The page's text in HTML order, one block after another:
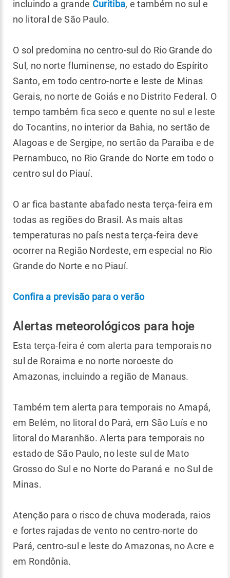
incluindo a grande Curitiba, e também no sul e
no litoral de São Paulo.
O sol predomina no centro-sul do Rio Grande do
Sul, no norte fluminense, no estado do Espírito
Santo, em todo centro-norte e leste de Minas
Gerais, no norte de Goiás e no Distrito Federal. O
tempo também fica seco e quente no sul e leste
do Tocantins, no interior da Bahia, no sertão de
Alagoas e de Sergipe, no sertão da Paraíba e de
Pernambuco, no Rio Grande do Norte em todo o
centro sul do Piauí.
O ar fica bastante abafado nesta terça-feira em
todas as regiões do Brasil. As mais altas
temperaturas no país nesta terça-feira deve
ocorrer na Região Nordeste, em especial no Rio
Grande do Norte e no Piauí.
Confira a previsão para o verão
Alertas meteorológicos para hoje
Esta terça-feira é com alerta para temporais no
sul de Roraima e no norte noroeste do
Amazonas, incluindo a região de Manaus.
Também tem alerta para temporais no Amapá,
em Belém, no litoral do Pará, em São Luís e no
litoral do Maranhão. Alerta para temporais no
estado de São Paulo, no leste sul de Mato
Grosso do Sul e no Norte do Paraná e no Sul de
Minas.
Atenção para o risco de chuva moderada, raios
e fortes rajadas de vento no centro-norte do
Pará, centro-sul e leste do Amazonas, no Acre e
em Rondônia.